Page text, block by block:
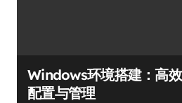
Windows环境搭建：高
配置与管理